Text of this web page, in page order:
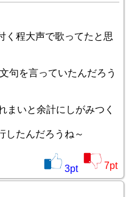
く程大声で歌ってたと思
句を言っていたんだろう
まいと余計にしがみつく
したんだろうね～
3pt 7pt